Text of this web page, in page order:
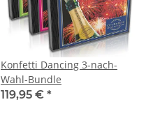
Konfetti Dancing 3-nach-
Wahl-Bundle
119,95 € *